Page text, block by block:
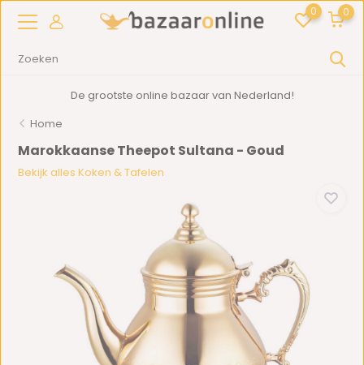
0 0
De grootste online bazaar van Nederland!
Home
Marokkaanse Theepot Sultana - Goud
Bekijk alles Koken & Tafelen